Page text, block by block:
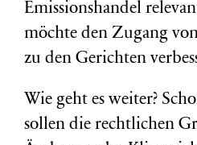
Emissionshandel
möchte den Zugang
zu den Gerichten
Wie geht es weiter?
sollen die rechtlichen